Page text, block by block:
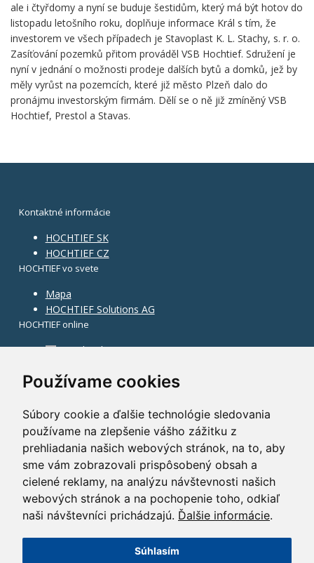
Používame cookies
Súbory cookie a ďalšie technológie sledovania
používame na zlepšenie vášho zážitku z
prehliadania našich webových stránok, na to, aby
sme vám zobrazovali prispôsobený obsah a
cielené reklamy, na analýzu návštevnosti našich
webových stránok a na pochopenie toho, odkiaľ
naši návštevníci prichádzajú. Ďalšie informácie.
Súhlasím
ale i čtyřdomy a nyní se buduje šestidům, který má být hotov do
listopadu letošního roku, doplňuje informace Král s tím, že
investorem ve všech případech je Stavoplast K. L. Stachy, s. r. o.
Zasíťování pozemků přitom prováděl VSB Hochtief. Sdružení je
nyní v jednání o možnosti prodeje dalších bytů a domků, jež by
měly vyrůst na pozemcích, které již město Plzeň dalo do
pronájmu investorským firmám. Dělí se o ně již zmíněný VSB
Hochtief, Prestol a Stavas.
Kontaktné informácie
HOCHTIEF SK
HOCHTIEF CZ
HOCHTIEF vo svete
Mapa
HOCHTIEF Solutions AG
HOCHTIEF online
Facebook